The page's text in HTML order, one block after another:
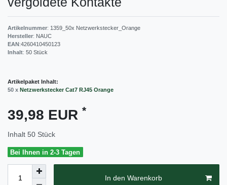
Artikelnummer: 1359_50x Netzwerkstecker_Orange
Hersteller: NAUC
EAN:4260410450123
Inhalt: 50 Stück
Artikelpaket Inhalt:
50 x Netzwerkstecker Cat7 RJ45 Orange
39,98 EUR *
Inhalt 50 Stück
Bei Ihnen in 2-3 Tagen
In den Warenkorb